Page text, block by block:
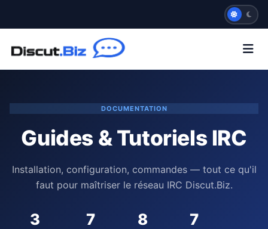
DOCUMENTATION
Guides & Tutoriels IRC
Installation, configuration, commandes — tout ce qu'il
faut pour maîtriser le réseau IRC Discut.Biz.
3 7 8 7